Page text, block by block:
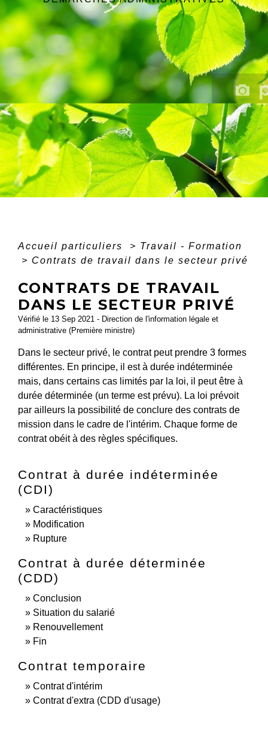
Accueil particuliers > Travail - Formation
> Contrats de travail dans le secteur privé
CONTRATS DE TRAVAIL
DANS LE SECTEUR PRIVÉ
Vérifié le 13 Sep 2021 - Direction de l'information légale et
administrative (Première ministre)
Dans le secteur privé, le contrat peut prendre 3 formes
différentes. En principe, il est à durée indéterminée
mais, dans certains cas limités par la loi, il peut être à
durée déterminée (un terme est prévu). La loi prévoit
par ailleurs la possibilité de conclure des contrats de
mission dans le cadre de l'intérim. Chaque forme de
contrat obéit à des règles spécifiques.
Contrat à durée indéterminée
(CDI)
Caractéristiques
Modification
Rupture
Contrat à durée déterminée
(CDD)
Conclusion
Situation du salarié
Renouvellement
Fin
Contrat temporaire
Contrat d'intérim
Contrat d'extra (CDD d'usage)